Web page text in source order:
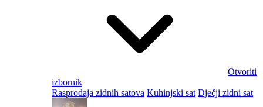
Otvoriti
izbornik
Rasprodaja zidnih satova Kuhinjski sat Dječji zidni sat